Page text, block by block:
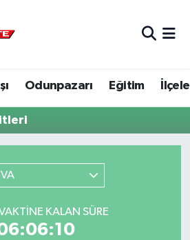
Odunpazarı Eğitim
KALAN SÜRE
Vakitleri